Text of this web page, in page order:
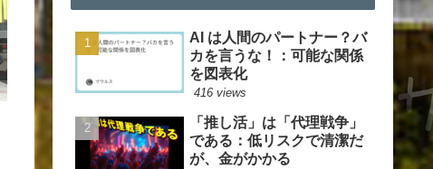
AI は人間のパートナー？バ
カを言うな！：可能な関係
を図表化
416 views
「推し活」は「代理戦争」
である：低リスクで清潔だ
が、金がかかる